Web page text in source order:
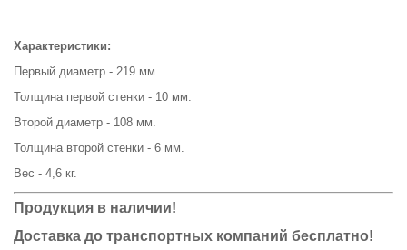
Характеристики:
Первый диаметр - 219 мм.
Толщина первой стенки - 10 мм.
Второй диаметр - 108 мм.
Толщина второй стенки - 6 мм.
Вес - 4,6 кг.
Продукция в наличии!
Доставка до транспортных компаний бесплатно!